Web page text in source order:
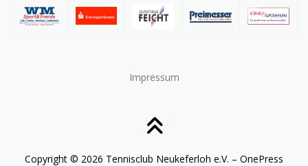
Impressum
Copyright © 2026 Tennisclub Neukeferloh e.V. – OnePress